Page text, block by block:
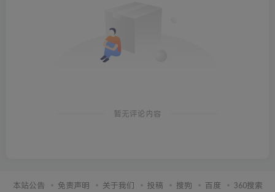
暂无评论内容
本站公告 免责声明 关于我们 投稿 搜狗 百度 360搜索